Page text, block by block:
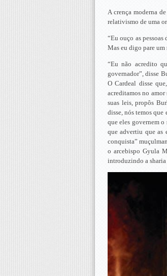
A crença moderna
relativismo de uma
“Eu ouço as
Mas eu digo pare um
“Eu não acredito
governador”, disse
O Cardeal disse
acreditamos no
suas leis, propôs
disse, nós temos que
que eles governem o
que advertiu que as
conquista”
o arcebispo Gyula
introduzindo a sharia